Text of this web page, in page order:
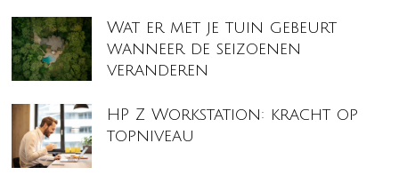
Wat er met je tuin gebeurt
wanneer de seizoenen
veranderen
HP Z Workstation: kracht op
topniveau